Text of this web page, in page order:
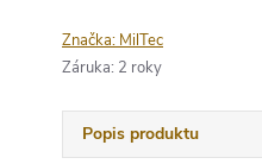
Značka: MilTec
Záruka: 2 roky
Popis produktu